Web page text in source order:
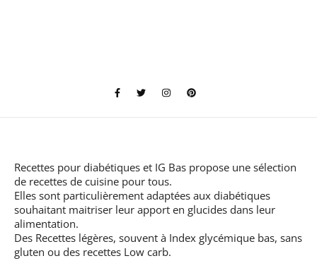
Recettes pour diabétiques et IG Bas propose une sélection
de recettes de cuisine pour tous.
Elles sont particulièrement adaptées aux diabétiques
souhaitant maitriser leur apport en glucides dans leur
alimentation.
Des Recettes légères, souvent à Index glycémique bas, sans
gluten ou des recettes Low carb.